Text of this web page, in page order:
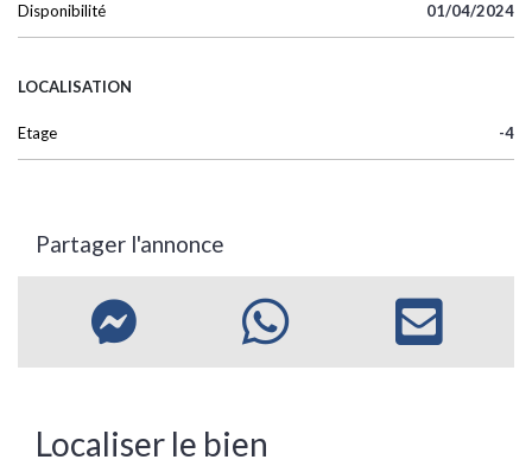
Disponibilité 01/04/2024
LOCALISATION
Etage -4
Partager l'annonce
Localiser le bien